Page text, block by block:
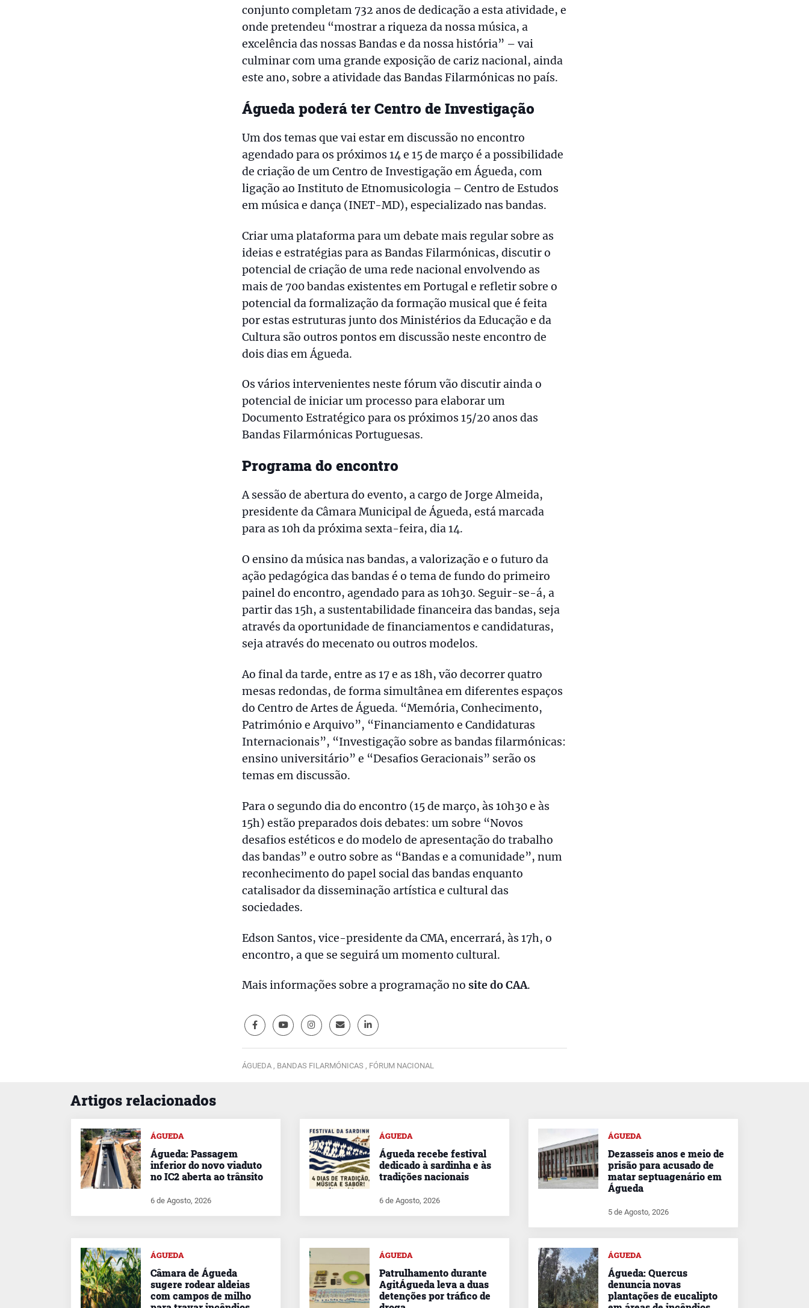
conjunto completam 732 anos de dedicação a esta atividade, e
onde pretendeu “mostrar a riqueza da nossa música, a
excelência das nossas Bandas e da nossa história” – vai
culminar com uma grande exposição de cariz nacional, ainda
este ano, sobre a atividade das Bandas Filarmónicas no país.
Águeda poderá ter Centro de Investigação
Um dos temas que vai estar em discussão no encontro
agendado para os próximos 14 e 15 de março é a possibilidade
de criação de um Centro de Investigação em Águeda, com
ligação ao Instituto de Etnomusicologia – Centro de Estudos
em música e dança (INET-MD), especializado nas bandas.
Criar uma plataforma para um debate mais regular sobre as
ideias e estratégias para as Bandas Filarmónicas, discutir o
potencial de criação de uma rede nacional envolvendo as
mais de 700 bandas existentes em Portugal e refletir sobre o
potencial da formalização da formação musical que é feita
por estas estruturas junto dos Ministérios da Educação e da
Cultura são outros pontos em discussão neste encontro de
dois dias em Águeda.
Os vários intervenientes neste fórum vão discutir ainda o
potencial de iniciar um processo para elaborar um
Documento Estratégico para os próximos 15/20 anos das
Bandas Filarmónicas Portuguesas.
Programa do encontro
A sessão de abertura do evento, a cargo de Jorge Almeida,
presidente da Câmara Municipal de Águeda, está marcada
para as 10h da próxima sexta-feira, dia 14.
O ensino da música nas bandas, a valorização e o futuro da
ação pedagógica das bandas é o tema de fundo do primeiro
painel do encontro, agendado para as 10h30. Seguir-se-á, a
partir das 15h, a sustentabilidade financeira das bandas, seja
através da oportunidade de financiamentos e candidaturas,
seja através do mecenato ou outros modelos.
Ao final da tarde, entre as 17 e as 18h, vão decorrer quatro
mesas redondas, de forma simultânea em diferentes espaços
do Centro de Artes de Águeda. “Memória, Conhecimento,
Património e Arquivo”, “Financiamento e Candidaturas
Internacionais”, “Investigação sobre as bandas filarmónicas:
ensino universitário” e “Desafios Geracionais” serão os
temas em discussão.
Para o segundo dia do encontro (15 de março, às 10h30 e às
15h) estão preparados dois debates: um sobre “Novos
desafios estéticos e do modelo de apresentação do trabalho
das bandas” e outro sobre as “Bandas e a comunidade”, num
reconhecimento do papel social das bandas enquanto
catalisador da disseminação artística e cultural das
sociedades.
Edson Santos, vice-presidente da CMA, encerrará, às 17h, o
encontro, a que se seguirá um momento cultural.
Mais informações sobre a programação no site do CAA.
ÁGUEDA , BANDAS FILARMÓNICAS , FÓRUM NACIONAL
Artigos relacionados
ÁGUEDA
Águeda: Passagem
inferior do novo viaduto
no IC2 aberta ao trânsito
6 de Agosto, 2026
ÁGUEDA
Águeda recebe festival
dedicado à sardinha e às
tradições nacionais
6 de Agosto, 2026
ÁGUEDA
Dezasseis anos e meio de
prisão para acusado de
matar septuagenário em
Águeda
5 de Agosto, 2026
ÁGUEDA
Câmara de Águeda
sugere rodear aldeias
com campos de milho
ÁGUEDA
Patrulhamento durante
AgitÁgueda leva a duas
detenções por tráfico de
ÁGUEDA
Águeda: Quercus
denuncia novas
plantações de eucalipto